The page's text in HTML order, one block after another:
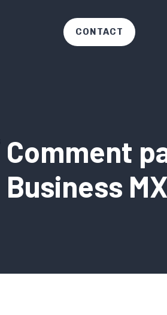
CONTACT
Comment
Business MX